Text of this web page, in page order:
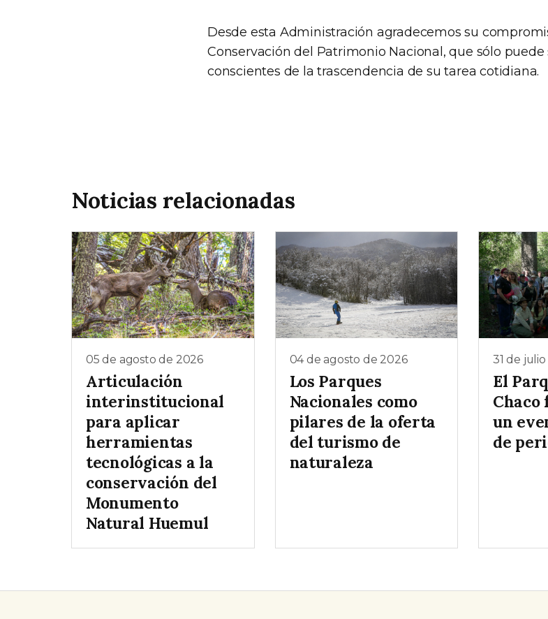
Desde esta Administración agradecemos su
Conservación del Patrimonio Nacional, que sólo
conscientes de la trascendencia de su tarea cotidiana.
Noticias relacionadas
05 de agosto de 2026
Articulación
interinstitucional
para aplicar
herramientas
tecnológicas a la
conservación del
Monumento
Natural Huemul
04 de agosto de 2026
Los Parques
Nacionales como
pilares de la oferta
del turismo de
naturaleza
31 de
El
Chaco
un
de